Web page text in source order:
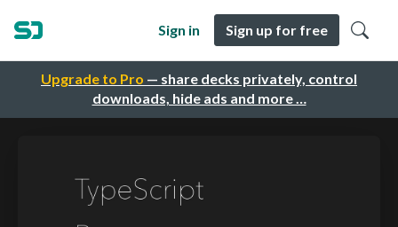
Upgrade to Pro — share decks privately, control
downloads, hide ads and more …
Sign in Sign up for free